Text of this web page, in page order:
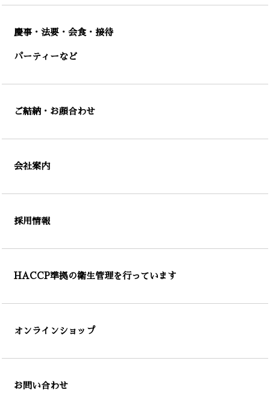
慶事・法要・会食・接待
パーティーなど
ご結納・お顔合わせ
会社案内
採用情報
HACCP準拠の衛生管理を行っています
オンラインショップ
お問い合わせ